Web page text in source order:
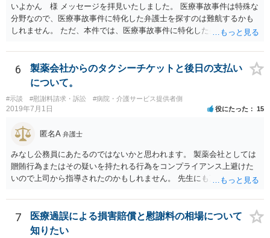
いよかん 様 メッセージを拝見いたしました。 医療事故事件は特殊な
分野なので、医療事故事件に特化した弁護士を探すのは難航するかも
しれません。 ただ、本件では、医療事故事件に特化した弁護士でなく
の過失（医療ミス）の立証なのですが、本件では過失自体には争いが
ないため、損害額の立証が主なポイントになります。 損害額に立証に
関しては、交通事故事件と同様の発想で考えればよいので、対応でき
る弁護士は多いと思います。 今後の交渉については、ご自身で対応さ
れることも可能ではありますが、相手方保険会社は容易に増額に応じ
ない（多少の増額はあり得るとしても、裁判基準での和解は難しい）
と思われます。 弁護士が介入することにより提示額が大きく変わるこ
とは多々あるため、可能であれば弁護士に依頼した上での交渉をお勧
めしたいところです。
6
製薬会社からのタクシーチケットと後日の支払い
について。
#示談 #慰謝料請求・訴訟 #病院・介護サービス提供者側
2019年7月1日 役にたった 15
匿名A 弁護士
みなし公務員にあたるのではないかと思われます。 製薬会社としては
贈賄行為またはその疑いを持たれる行為をコンプライアンス上避けた
いので上司から指導されたのかもしれません。 先生にも万一迷惑をか
7
医療過誤による損害賠償と慰謝料の相場について
知りたい